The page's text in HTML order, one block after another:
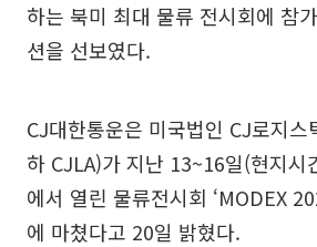
하는 북미 최대 물류 전시회에 참
션을 선보였다.
CJ대한통운은 미국법인 CJ로지스
하 CJLA)가 지난 13~16일(현지시
에서 열린 물류전시회 ‘MODEX
에 마쳤다고 20일 밝혔다.